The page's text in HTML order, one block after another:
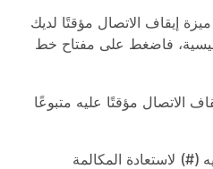
إيقاف الاتصال مؤقتًا لديك
فاضغط على مفتاح خط
الاتصال مؤقتًا عليه متبوعًا
(#) لاستعادة المكالمة